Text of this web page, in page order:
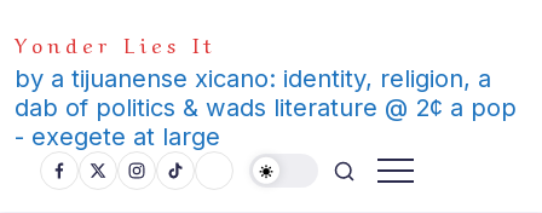
to
content
Yonder Lies It
by a tijuanense xicano: identity, religion, a
dab of politics & wads literature @ 2¢ a pop
- exegete at large